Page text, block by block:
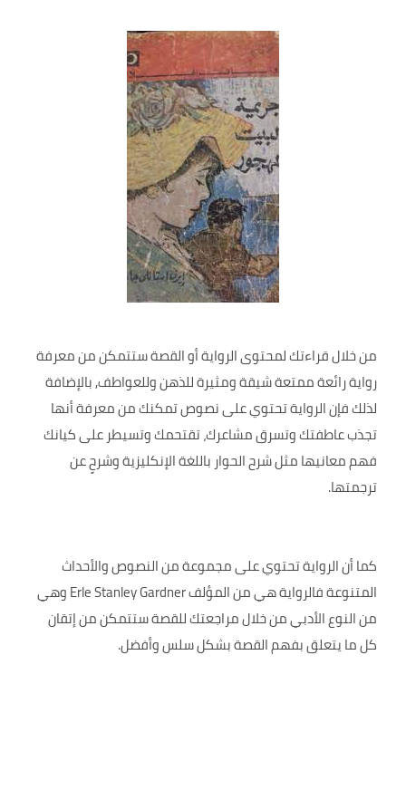
من خلال قراءتك لمحتوى الرواية أو القصة ستتمكن من معرفة
رواية رائعة ممتعة شيقة ومثيرة للذهن وللعواطف, بالإضافة
لذلك فإن الرواية تحتوي على نصوص تمكنك من معرفة أنها
تجذب عاطفتك وتسرق مشاعرك، تقتحمك وتسيطر على كيانك
فهم معانيها مثل شرح الحوار باللغة الإنكليزية وشرحٍ عن
ترجمتها.
كما أن الرواية تحتوي على مجموعة من النصوص والأحداث
المتنوعة فالرواية هي من المؤلف Erle Stanley Gardner وهي
من النوع الأدبي من خلال مراجعتك للقصة ستتمكن من إتقان
كل ما يتعلق بفهم القصة بشكل سلس وأفضل.